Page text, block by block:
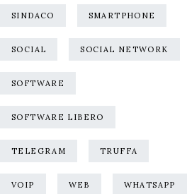
SINDACO SMARTPHONE
SOCIAL SOCIAL NETWORK
SOFTWARE
SOFTWARE LIBERO
TELEGRAM TRUFFA
VOIP WEB WHATSAPP